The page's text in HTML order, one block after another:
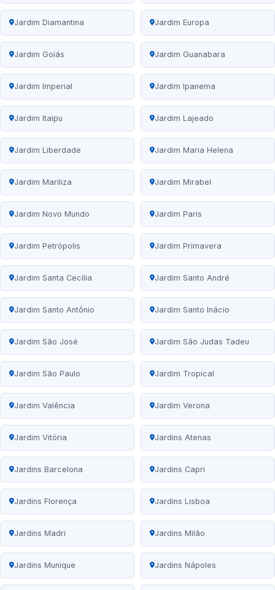
Jardim Diamantina Jardim Europa
Jardim Goiás Jardim Guanabara
Jardim Imperial Jardim Ipanema
Jardim Itaipu Jardim Lajeado
Jardim Liberdade Jardim Maria Helena
Jardim Mariliza Jardim Mirabel
Jardim Novo Mundo Jardim Paris
Jardim Petrópolis Jardim Primavera
Jardim Santa Cecília Jardim Santo André
Jardim Santo Antônio Jardim Santo Inácio
Jardim São José Jardim São Judas Tadeu
Jardim São Paulo Jardim Tropical
Jardim Valência Jardim Verona
Jardim Vitória Jardins Atenas
Jardins Barcelona Jardins Capri
Jardins Florença Jardins Lisboa
Jardins Madri Jardins Milão
Jardins Munique Jardins Nápoles